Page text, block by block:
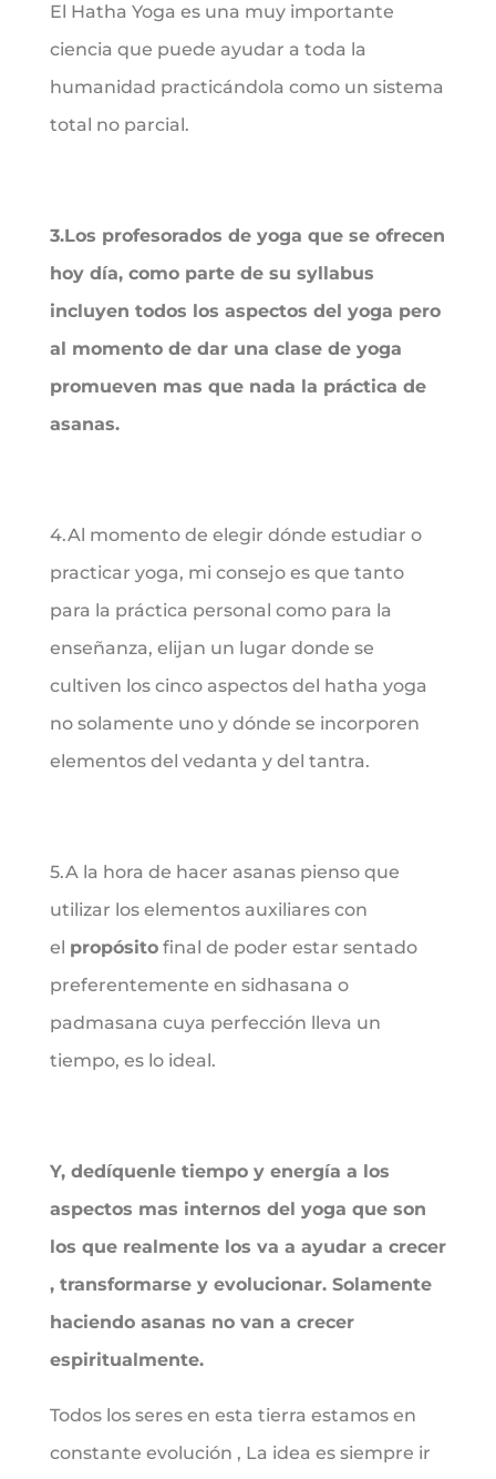
El Hatha Yoga es una muy importante
ciencia que puede ayudar a toda la
humanidad practicándola como un sistema
total no parcial.
3.Los profesorados de yoga que se ofrecen
hoy día, como parte de su syllabus
incluyen todos los aspectos del yoga pero
al momento de dar una clase de yoga
promueven mas que nada la práctica de
asanas.
4.Al momento de elegir dónde estudiar o
practicar yoga, mi consejo es que tanto
para la práctica personal como para la
enseñanza, elijan un lugar donde se
cultiven los cinco aspectos del hatha yoga
no solamente uno y dónde se incorporen
elementos del vedanta y del tantra.
5.A la hora de hacer asanas pienso que
utilizar los elementos auxiliares con
el propósito final de poder estar sentado
preferentemente en sidhasana o
padmasana cuya perfección lleva un
tiempo, es lo ideal.
Y, dedíquenle tiempo y energía a los
aspectos mas internos del yoga que son
los que realmente los va a ayudar a crecer
, transformarse y evolucionar. Solamente
haciendo asanas no van a crecer
espiritualmente.
Todos los seres en esta tierra estamos en
constante evolución , La idea es siempre ir